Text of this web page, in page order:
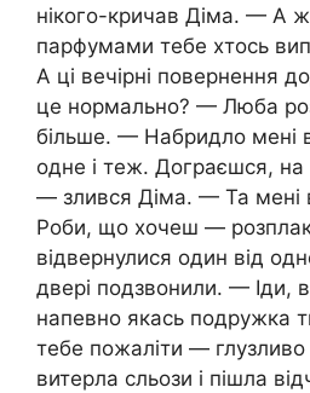
нікого-кричав Діма. — А
парфумами тебе хтось
А ці вечірні повернення
це нормально? — Люба
більше. — Набридло мені
одне і теж. Дограєшся,
— злився Діма. — Та мені
Роби, що хочеш —
відвернулися один від
двері подзвонили. — Іди,
напевно якась подружка
тебе пожаліти —
витерла сльози і пішла